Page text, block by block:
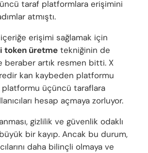
taraf platformlara erişimini
atmıştı.
erişimi sağlamak için
token üretme tekniğinin de
beraber artık resmen bitti. X
kan kaybeden platformu
üçüncü taraflara
hesap açmaya zorluyor.
gizlilik ve güvenlik odaklı
bir kayıp. Ancak bu durum,
daha bilinçli olmaya ve